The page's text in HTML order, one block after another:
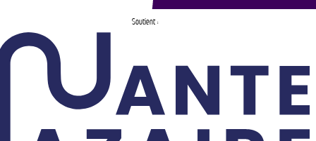
Soutient :